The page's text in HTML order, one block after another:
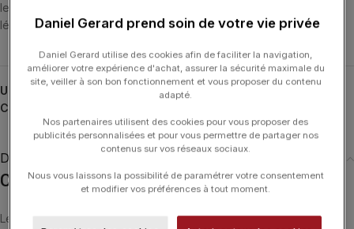
le caratage qui lui sont associés sont susceptibles de varier
légèrement d’une création à une autre.
UGS :
313201
Catégorie :
Description
Collection Kamasutra
Le secret du désir Héritage de 1972, d’inspiration spirituelle plus
Daniel Gerard prend soin de votre vie privée
Daniel Gerard utilise des cookies afin de faciliter la navigation,
améliorer votre expérience d'achat, assurer la sécurité maximale du
site, veiller à son bon fonctionnement et vous proposer du contenu
adapté.
Nos partenaires utilisent des cookies pour vous proposer des
publicités personnalisées et pour vous permettre de partager nos
contenus sur vos réseaux sociaux.
Nous vous laissons la possibilité de paramétrer votre consentement
et modifier vos préférences à tout moment.